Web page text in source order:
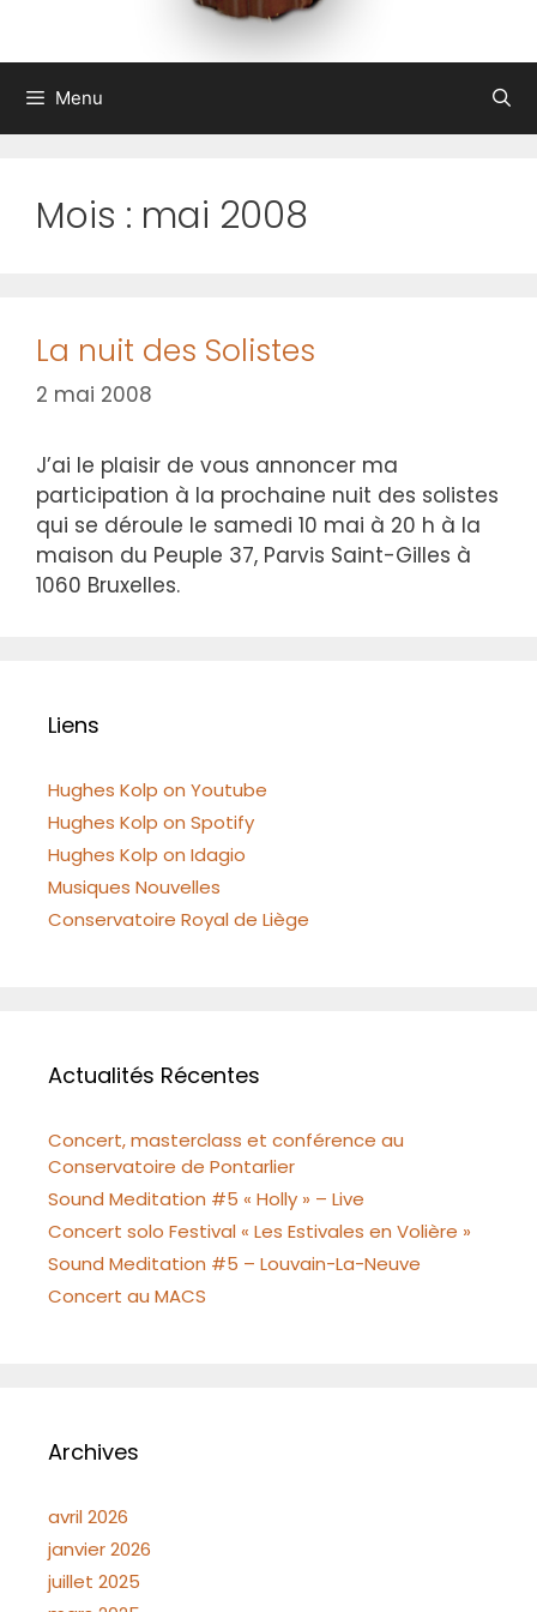
Menu
Mois : mai 2008
La nuit des Solistes
2 mai 2008
J’ai le plaisir de vous annoncer ma
participation à la prochaine nuit des solistes
qui se déroule le samedi 10 mai à 20 h à la
maison du Peuple 37, Parvis Saint-Gilles à
1060 Bruxelles.
Liens
Hughes Kolp on Youtube
Hughes Kolp on Spotify
Hughes Kolp on Idagio
Musiques Nouvelles
Conservatoire Royal de Liège
Actualités Récentes
Concert, masterclass et conférence au
Conservatoire de Pontarlier
Sound Meditation #5 « Holly » – Live
Concert solo Festival « Les Estivales en Volière »
Sound Meditation #5 – Louvain-La-Neuve
Concert au MACS
Archives
avril 2026
janvier 2026
juillet 2025